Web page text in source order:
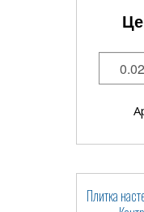
Плитка